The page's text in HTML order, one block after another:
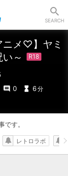
SEARCH
ニメ♡】ヤミ
～
0 6分
す。
レトロラボ